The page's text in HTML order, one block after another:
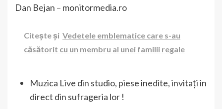
Dan Bejan – monitormedia.ro
Citește și Vedetele emblematice care s-au
căsătorit cu un membru al unei familii regale
Muzica Live din studio, piese inedite, invitați in
direct din sufrageria lor !